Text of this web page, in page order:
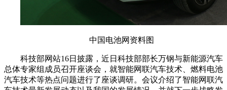
中国电池网资料图
科技部网站16日披露，近日科技部部长万钢与新能源汽车
总体专家组成员召开座谈会，就智能网联汽车技术、燃料电池
汽车技术等热点问题进行了座谈调研。会议介绍了智能网联汽